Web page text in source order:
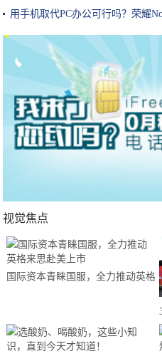
用手机取代PC办公可行吗？荣耀
视觉焦点
国际资本青睐国服，全力推动英格